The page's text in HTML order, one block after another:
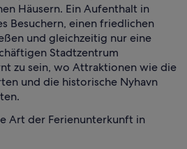
Häusern. Ein Aufenthalt in
Besuchern, einen friedlichen
und gleichzeitig nur eine
Stadtzentrum
zu sein, wo Attraktionen wie die
und die historische Nyhavn
Art der Ferienunterkunft in